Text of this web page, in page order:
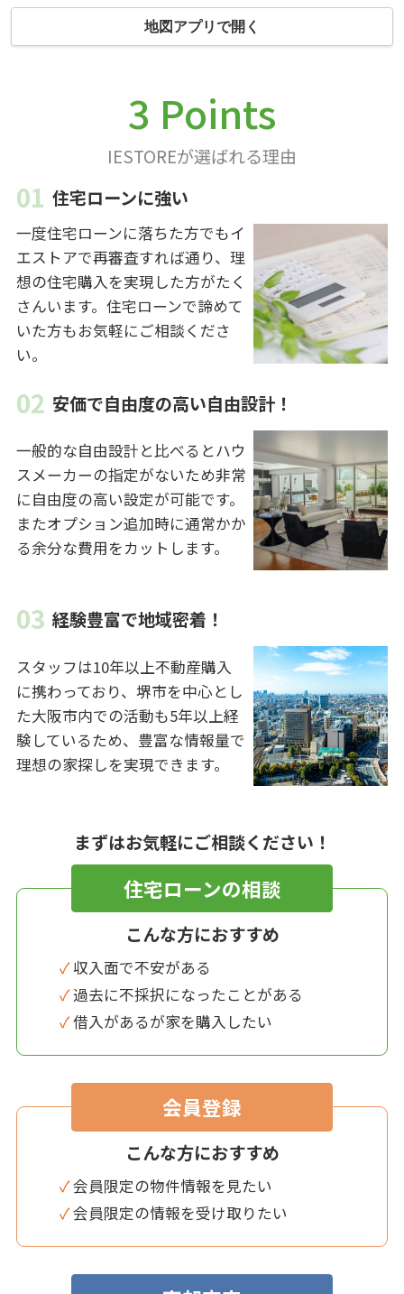
地図アプリで開く
3 Points
IESTOREが選ばれる理由
住宅ローンに強い
一度住宅ローンに落ちた方でもイ
エストアで再審査すれば通り、理
想の住宅購入を実現した方がたく
さんいます。住宅ローンで諦めて
いた方もお気軽にご相談くださ
い。
安価で自由度の高い自由設計！
一般的な自由設計と比べるとハウ
スメーカーの指定がないため非常
に自由度の高い設定が可能です。
またオプション追加時に通常かか
る余分な費用をカットします。
経験豊富で地域密着！
スタッフは10年以上不動産購入
に携わっており、堺市を中心とし
た大阪市内での活動も5年以上経
験しているため、豊富な情報量で
理想の家探しを実現できます。
まずはお気軽にご相談ください！
住宅ローンの相談
こんな方におすすめ
✓ 収入面で不安がある
✓ 過去に不採択になったことがある
✓ 借入があるが家を購入したい
会員登録
こんな方におすすめ
✓ 会員限定の物件情報を見たい
✓ 会員限定の情報を受け取りたい